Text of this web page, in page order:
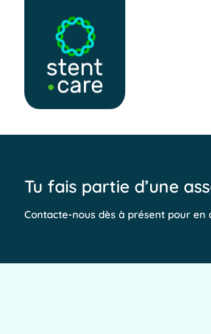
Tu fais partie d’une
Contacte-nous dès à présent pour en